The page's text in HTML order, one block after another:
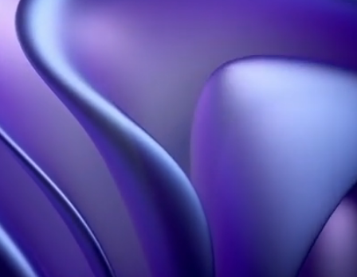
C'est quoi le FOOH ?
FOOH, ouFake Out Of Home
publicitaire numérique qui simule des affichages
spectaculaires dans des environnements urbains. Ces
contenus sont créés enanimation 3D ou en CGI
diffusés en ligne pour
créer l’illusion d’un affichage
, sans intervention physique.